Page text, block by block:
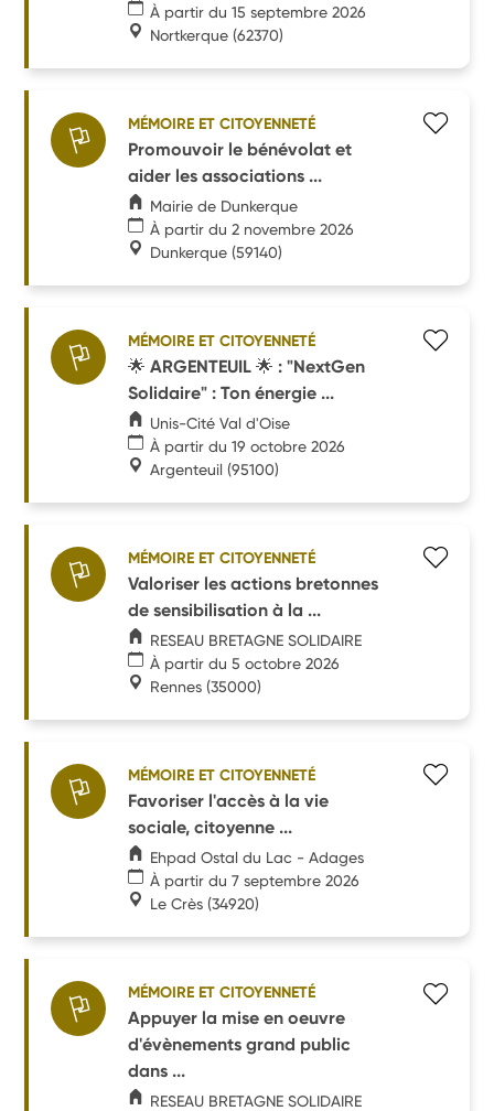
À partir du 15 septembre 2026
Nortkerque (62370)
MÉMOIRE ET CITOYENNETÉ
Promouvoir le bénévolat et
aider les associations ...
Mairie de Dunkerque
À partir du 2 novembre 2026
Dunkerque (59140)
MÉMOIRE ET CITOYENNETÉ
🌟 ARGENTEUIL 🌟 : "NextGen
Solidaire" : Ton énergie ...
Unis-Cité Val d'Oise
À partir du 19 octobre 2026
Argenteuil (95100)
MÉMOIRE ET CITOYENNETÉ
Valoriser les actions bretonnes
de sensibilisation à la ...
RESEAU BRETAGNE SOLIDAIRE
À partir du 5 octobre 2026
Rennes (35000)
MÉMOIRE ET CITOYENNETÉ
Favoriser l'accès à la vie
sociale, citoyenne ...
Ehpad Ostal du Lac - Adages
À partir du 7 septembre 2026
Le Crès (34920)
MÉMOIRE ET CITOYENNETÉ
Appuyer la mise en oeuvre
d'évènements grand public
dans ...
RESEAU BRETAGNE SOLIDAIRE